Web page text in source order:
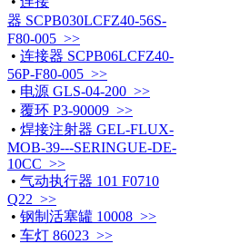
器 SCPB030LCFZ40-56S-
F80-005 >>
• 连接器 SCPB06LCFZ40-
56P-F80-005 >>
• 电源 GLS-04-200 >>
• 覆环 P3-90009 >>
• 焊接注射器 GEL-FLUX-
MOB-39---SERINGUE-DE-
10CC >>
• 气动执行器 101 F0710
Q22 >>
• 钢制活塞罐 10008 >>
• 车灯 86023 >>